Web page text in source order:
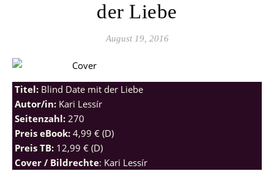
der Liebe
August 19, 2016
Titel: Blind Date mit der Liebe
Autor/in: Kari Lessír
Seitenzahl: 270
Preis eBook: 4,99 € (D)
Preis TB: 12,99 € (D)
Cover / Bildrechte: Kari Lessír